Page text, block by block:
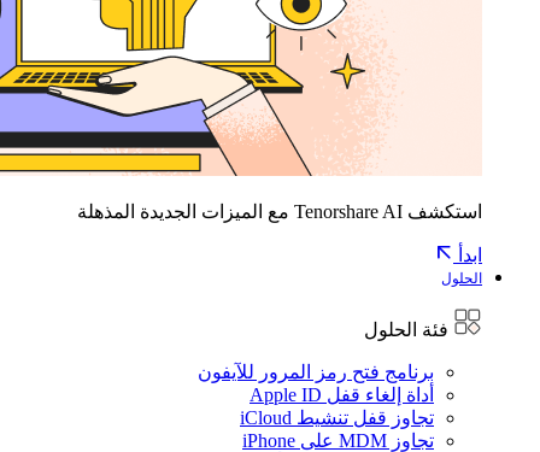
استكشف Tenorshare AI مع الميزات الجديدة المذهلة
ابدأ
الحلول
فئة الحلول
برنامج فتح رمز المرور للآيفون
أداة إلغاء قفل Apple ID
تجاوز قفل تنشيط iCloud
تجاوز MDM على iPhone